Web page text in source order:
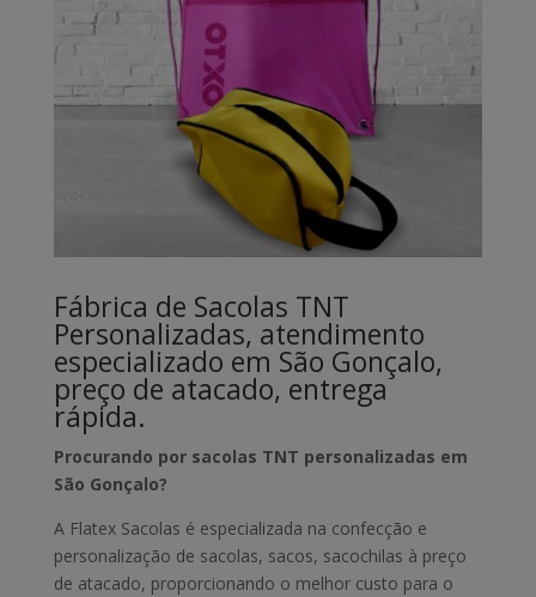
Fábrica de Sacolas TNT
Personalizadas, atendimento
especializado em São Gonçalo,
preço de atacado, entrega
rápida.
Procurando por sacolas TNT personalizadas em
São Gonçalo?
A Flatex Sacolas é especializada na confecção e
personalização de sacolas, sacos, sacochilas à preço
de atacado, proporcionando o melhor custo para o